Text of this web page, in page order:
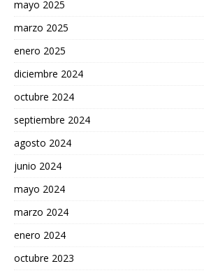
mayo 2025
marzo 2025
enero 2025
diciembre 2024
octubre 2024
septiembre 2024
agosto 2024
junio 2024
mayo 2024
marzo 2024
enero 2024
octubre 2023